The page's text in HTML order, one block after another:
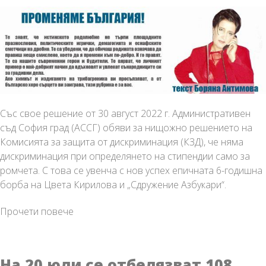
Със свое решение от 30 август 2022 г. Административен
съд София град (АССГ) обяви за нищожно решението на
Комисията за защита от дискриминация (КЗД), че няма
дискриминация при определянето на стипендии само за
ромчета. С това се увенча с нов успех епичната 6-годишна
борба на Цвета Кирилова и „Сдружение Азбукари“.
Прочети повече